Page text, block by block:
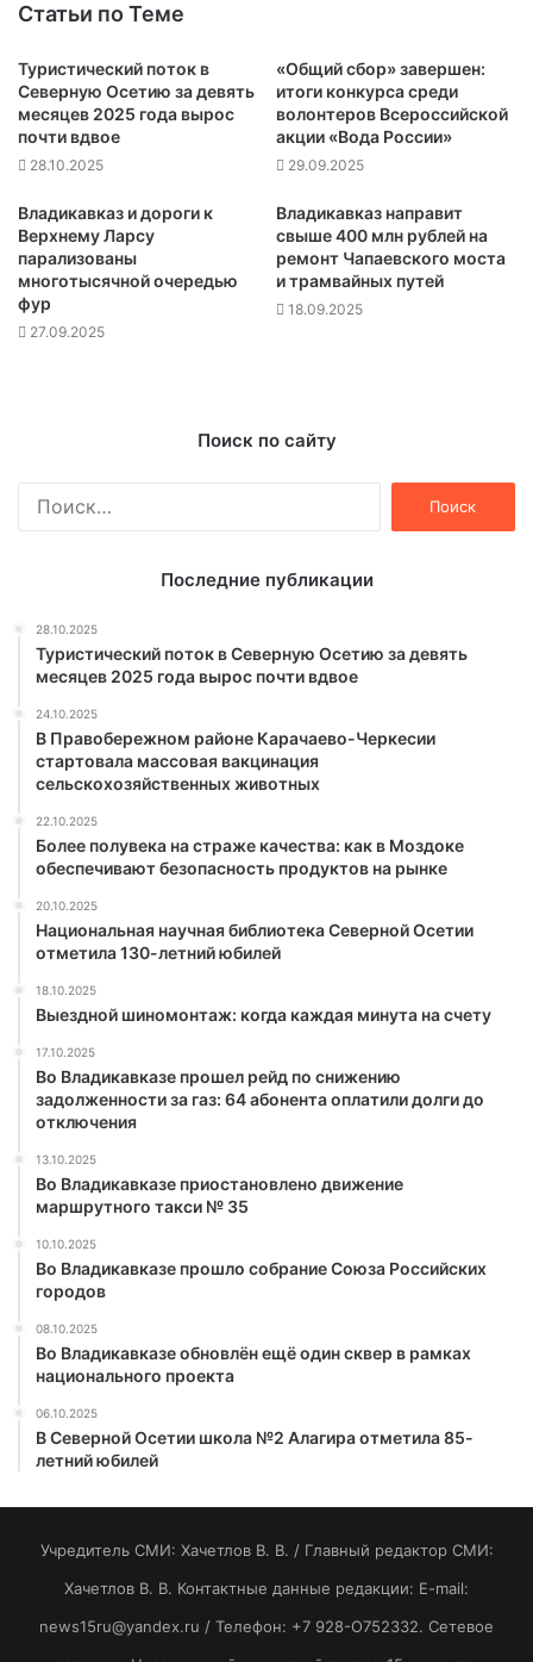
Статьи по Теме
Туристический поток в
Северную Осетию за девять
месяцев 2025 года вырос
почти вдвое
28.10.2025
«Общий сбор» завершен:
итоги конкурса среди
волонтеров Всероссийской
акции «Вода России»
29.09.2025
Владикавказ и дороги к
Верхнему Ларсу
парализованы
многотысячной очередью
фур
27.09.2025
Владикавказ направит
свыше 400 млн рублей на
ремонт Чапаевского моста
и трамвайных путей
18.09.2025
Поиск по сайту
Последние публикации
28.10.2025
Туристический поток в Северную Осетию за девять
месяцев 2025 года вырос почти вдвое
24.10.2025
В Правобережном районе Карачаево-Черкесии
стартовала массовая вакцинация
сельскохозяйственных животных
22.10.2025
Более полувека на страже качества: как в Моздоке
обеспечивают безопасность продуктов на рынке
20.10.2025
Национальная научная библиотека Северной Осетии
отметила 130-летний юбилей
18.10.2025
Выездной шиномонтаж: когда каждая минута на счету
17.10.2025
Во Владикавказе прошел рейд по снижению
задолженности за газ: 64 абонента оплатили долги до
отключения
13.10.2025
Во Владикавказе приостановлено движение
маршрутного такси № 35
10.10.2025
Во Владикавказе прошло собрание Союза Российских
городов
08.10.2025
Во Владикавказе обновлён ещё один сквер в рамках
национального проекта
06.10.2025
В Северной Осетии школа №2 Алагира отметила 85-
летний юбилей
Учредитель СМИ: Хaчeтлoв B. B. / Главный редактор СМИ:
Хaчeтлoв B. B. Контактные данные редакции: E-mail:
news15ru@yandex.ru / Телефон: +7 928-O752332. Сетевое